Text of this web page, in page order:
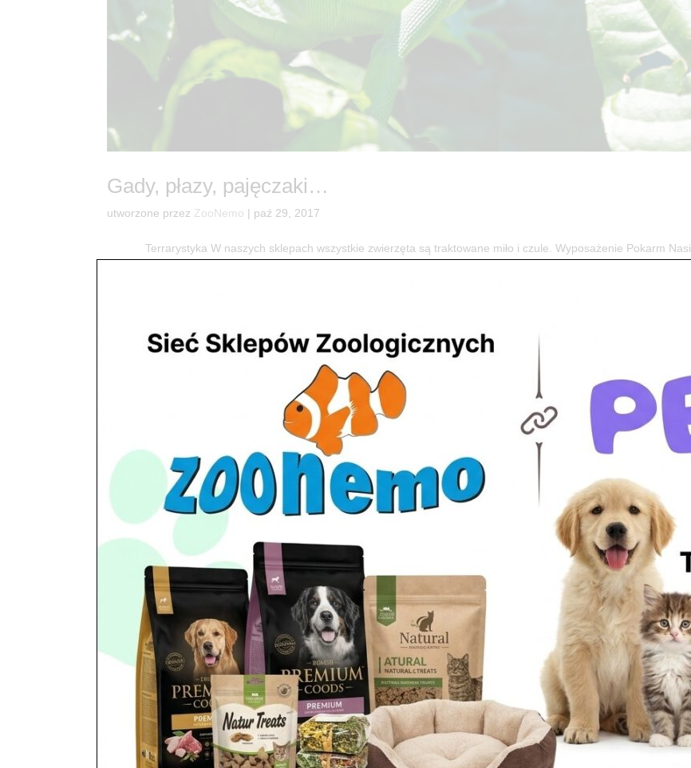
Gady, płazy, pajęczaki…
utworzone przez ZooNemo | paź 29, 2017
Terrarystyka W naszych sklepach wszystkie zwierzęta są traktowane miło i czule. Wyposażenie Pokarm Nasi